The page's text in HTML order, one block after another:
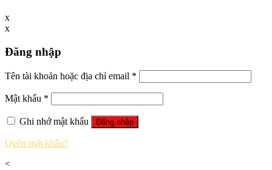
x
x
Đăng nhập
Tên tài khoản hoặc địa chỉ email *
Mật khẩu *
Ghi nhớ mật khẩu Đăng nhập
Quên mật khẩu?
<